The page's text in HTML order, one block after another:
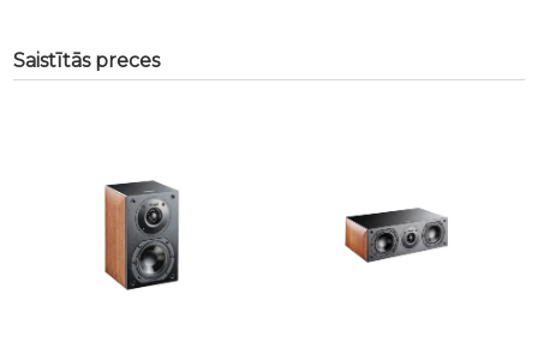
Saistītās preces